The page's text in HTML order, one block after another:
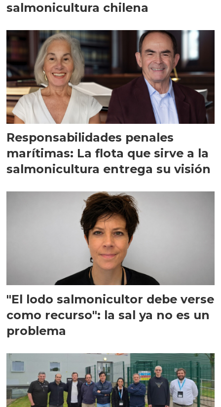
salmonicultura chilena
Responsabilidades penales
marítimas: La flota que sirve a la
salmonicultura entrega su visión
"El lodo salmonicultor debe verse
como recurso": la sal ya no es un
problema